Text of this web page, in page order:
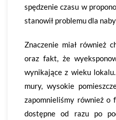
spędzenie czasu w
stanowił problemu dla
Znaczenie miał również
oraz fakt, że
wynikające z wieku
mury, wysokie
zapomnieliśmy również o
dostępne od razu po